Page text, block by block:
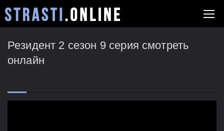
Резидент 2 сезон 9 серия смотреть
онлайн